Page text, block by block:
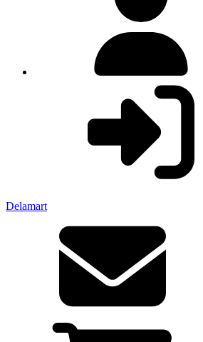
Delamart